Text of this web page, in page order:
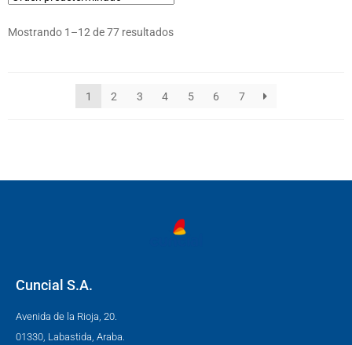
Mostrando 1–12 de 77 resultados
1 2 3 4 5 6 7
Cuncial S.A.
Avenida de la Rioja, 20.
01330, Labastida, Araba.